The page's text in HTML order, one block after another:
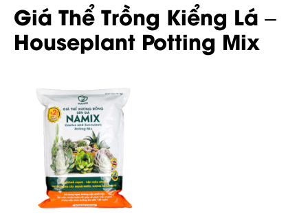
Giá Thể Trồng Kiểng Lá –
Houseplant Potting Mix